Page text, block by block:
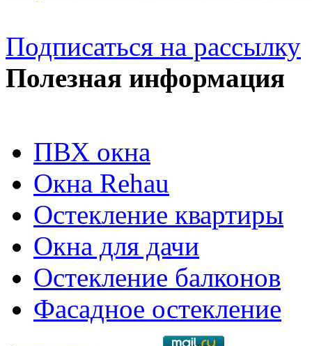
Подписаться на рассылку
Полезная информация
ПВХ окна
Окна Rehau
Остекление квартиры
Окна для дачи
Остекление балконов
Фасадное остекление